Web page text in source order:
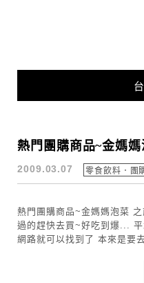
零食飲料．團購美食
熱門團購商品~金媽
2009.03.07 零食飲料．團
熱門團購商品~金媽媽泡菜
過的趕快去買~好吃到爆...
網路就可以找到了 本來是要